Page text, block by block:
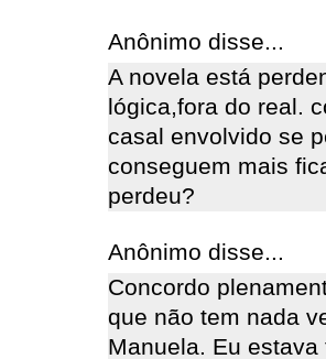
Anônimo disse...
A novela está
lógica,fora do real.
casal envolvido se
conseguem mais
perdeu?
Anônimo disse...
Concordo
que não tem nada
Manuela. Eu